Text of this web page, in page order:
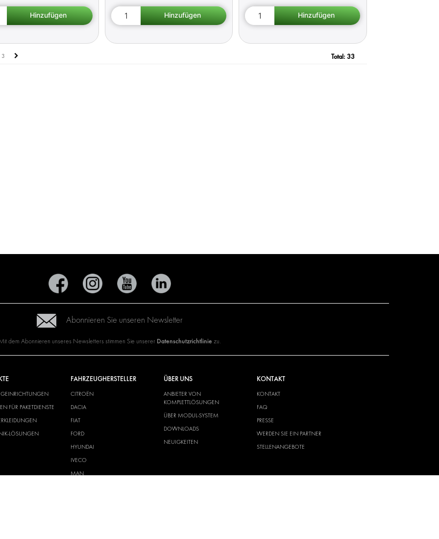
3 Total: 33
Abonnieren Sie unseren Newsletter
dem Abonnieren unseres Newsletters stimmen Sie unserer Datenschutzrichtlinie zu.
FÜR PAKETDIENSTE
LÖSUNGEN
FAHRZEUGHERSTELLER
CITROËN
DACIA
FIAT
FORD
HYUNDAI
IVECO
MAN
ÜBER UNS
ANBIETER VON
KOMPLETTLÖSUNGEN
ÜBER MODUL-SYSTEM
DOWNLOADS
NEUIGKEITEN
KONTAKT
KONTAKT
FAQ
PRESSE
WERDEN SIE EIN PARTNER
STELLENANGEBOTE